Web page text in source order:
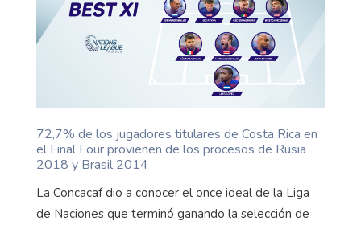
72,7% de los jugadores titulares de Costa Rica en
el Final Four provienen de los procesos de Rusia
2018 y Brasil 2014
La Concacaf dio a conocer el once ideal de la Liga
de Naciones que terminó ganando la selección de